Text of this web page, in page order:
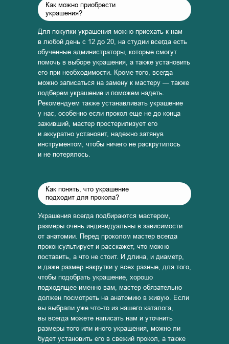
Как можно приобрести
украшения?
Для покупки украшения можно приехать к нам
в любой день с 12 до 20, на студии всегда есть
обученные администраторы, которые смогут
помочь в выборе украшения, а также установить
его при необходимости. Кроме того, всегда
можно записаться на замену к мастеру — также
подберем украшение и поможем надеть.
Рекомендуем также устанавливать украшение
у нас, особенно если прокол еще не до конца
заживший, мастер простерилизует его
и аккуратно установит, надежно затянув
инструментом, чтобы ничего не раскрутилось
и не потерялось.
Как понять, что украшение
подходит для прокола?
Украшения всегда подбираются мастером,
размеры очень индивидуальны в зависимости
от анатомии. Перед проколом мастер всегда
проконсультирует и расскажет, что можно
поставить, а что не стоит. И длина, и диаметр,
и даже размер накрутки у всех разные, для того,
чтобы подобрать украшение, хорошо
подходящее именно вам, мастер обязательно
должен посмотреть на анатомию в живую. Если
вы выбрали уже что-то из нашего каталога,
вы всегда можете написать нам и уточнить
размеры того или иного украшения, можно ли
будет установить его в свежий прокол, а также